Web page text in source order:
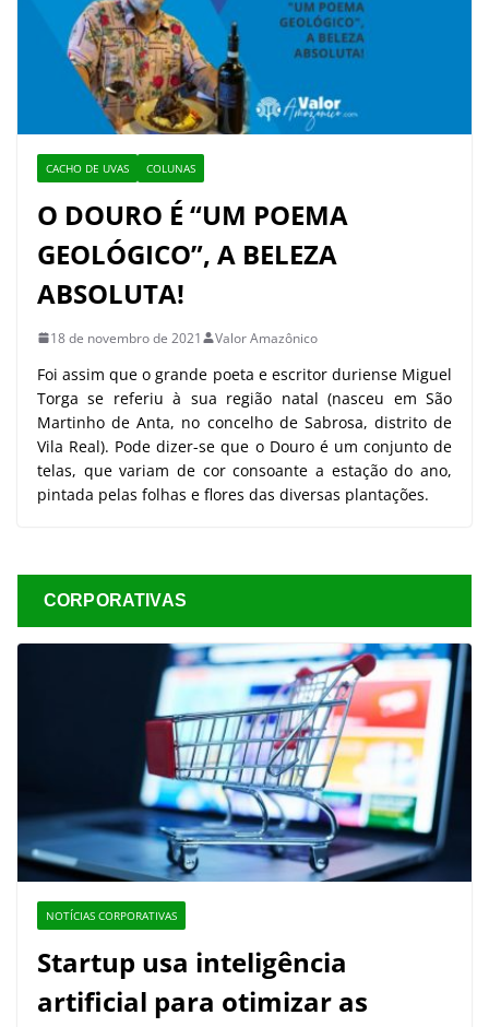
CACHO DE UVAS COLUNAS
O DOURO É “UM POEMA
GEOLÓGICO”, A BELEZA
ABSOLUTA!
18 de novembro de 2021 Valor Amazônico
Foi assim que o grande poeta e escritor duriense Miguel
Torga se referiu à sua região natal (nasceu em São
Martinho de Anta, no concelho de Sabrosa, distrito de
Vila Real). Pode dizer-se que o Douro é um conjunto de
telas, que variam de cor consoante a estação do ano,
pintada pelas folhas e flores das diversas plantações.
CORPORATIVAS
NOTÍCIAS CORPORATIVAS
Startup usa inteligência
artificial para otimizar as